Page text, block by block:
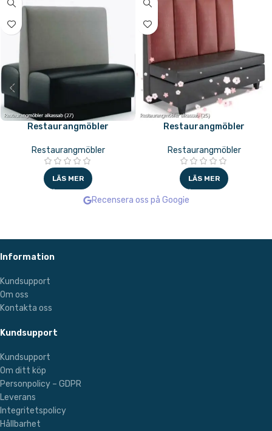
Restaurangmöbler
Restaurangmöbler
LÄS MER
Restaurangmöbler
Restaurangmöbler
LÄS MER
Recensera oss på Google
Information
Kundsupport
Om oss
Kontakta oss
Kundsupport
Kundsupport
Om ditt köp
Personpolicy – GDPR
Leverans
Integritetspolicy
Hållbarhet